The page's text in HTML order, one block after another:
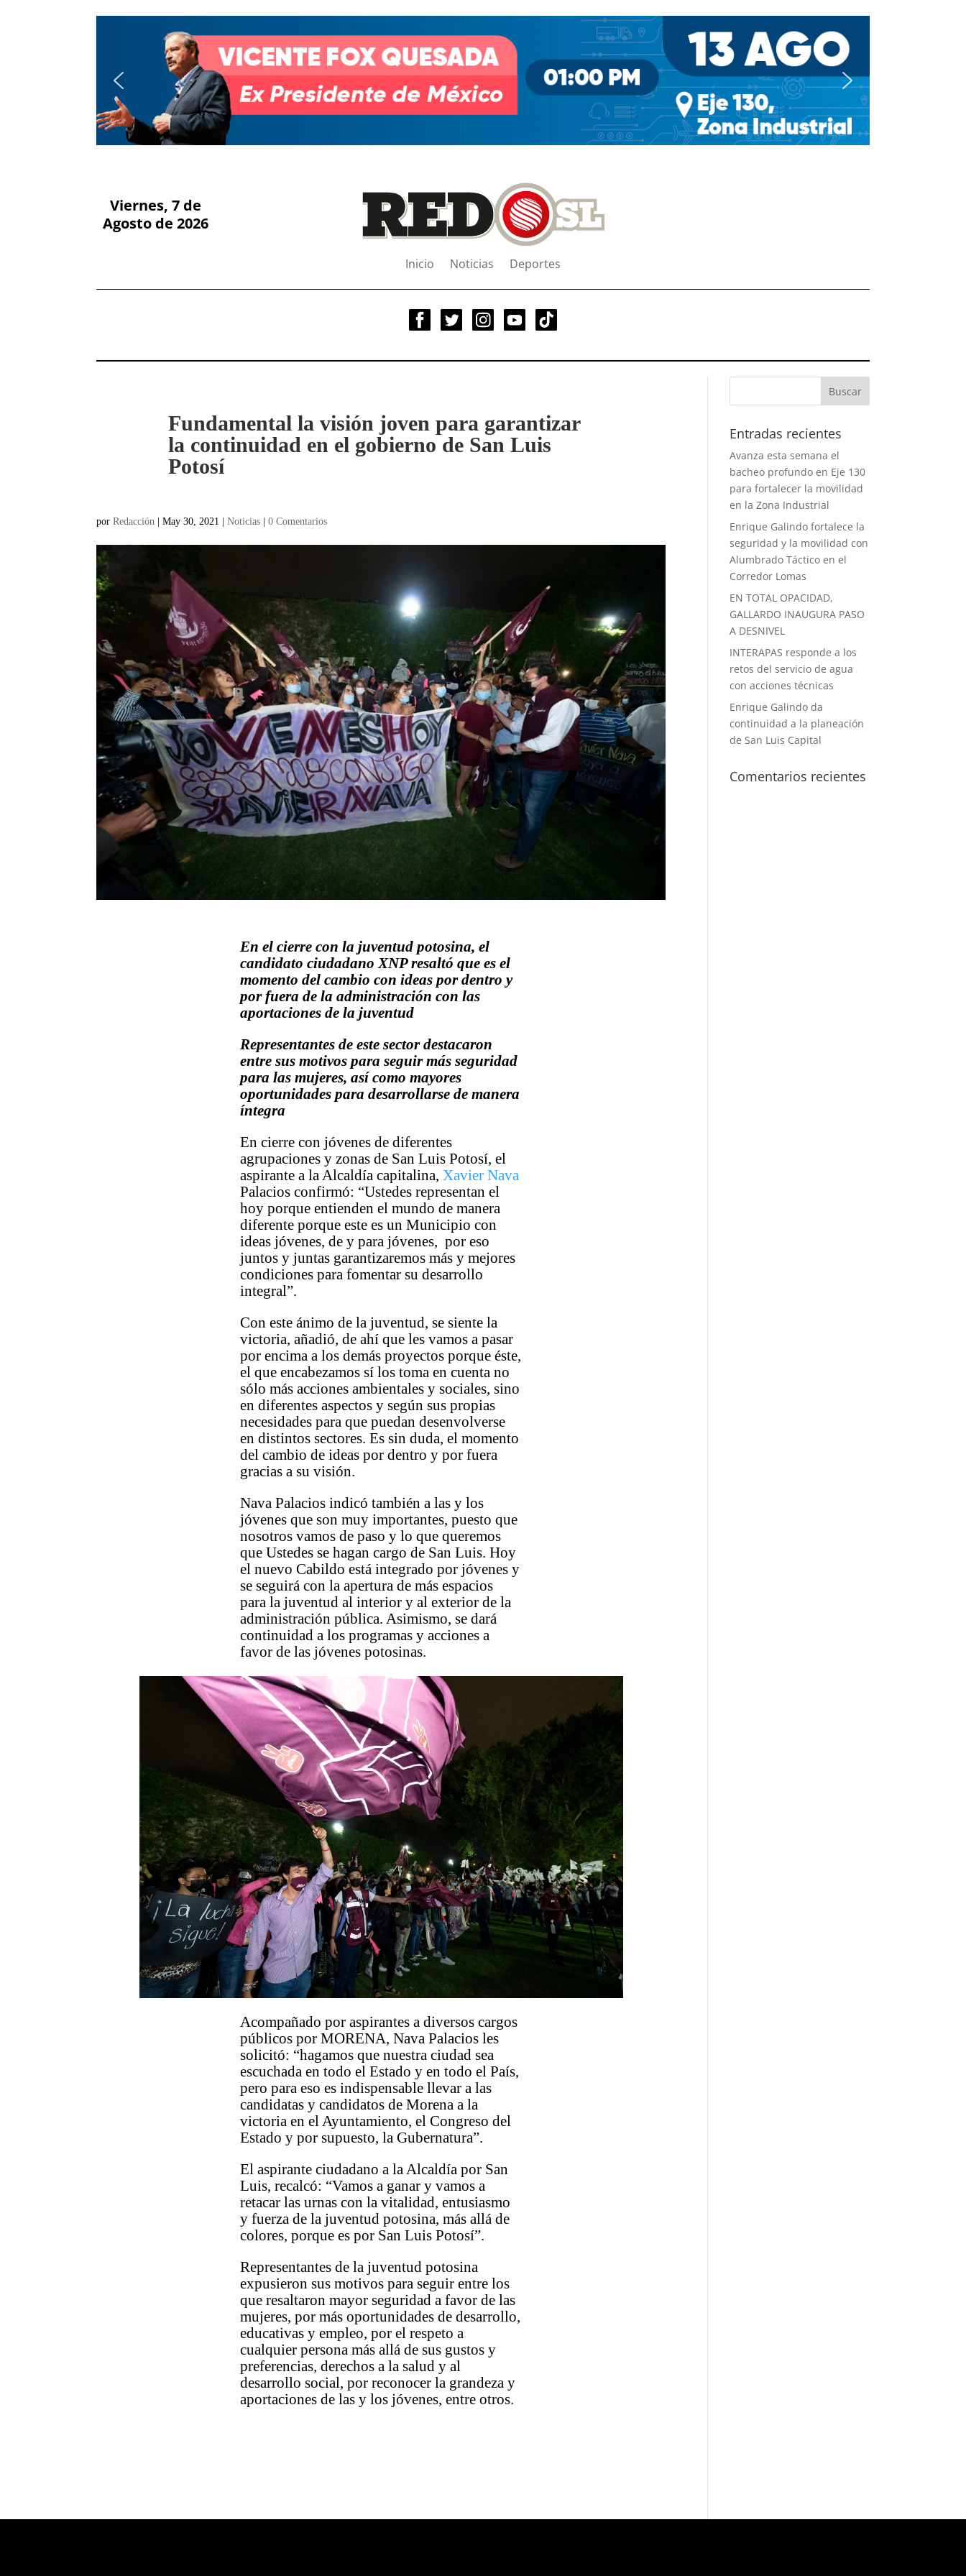
Viernes, 7 de
Agosto de 2026
Inicio Noticias Deportes
Fundamental la visión joven para garantizar
la continuidad en el gobierno de San Luis
Potosí
porRedacción |May 30, 2021 |Noticias |0 Comentarios
En el cierre con la juventud potosina, el
candidato ciudadano XNP resaltó que es el
momento del cambio con ideas por dentro y
por fuera de la administración con las
aportaciones de la juventud
Representantes de este sector destacaron
entre sus motivos para seguir más seguridad
para las mujeres, así como mayores
oportunidades para desarrollarse de manera
íntegra
En cierre con jóvenes de diferentes
agrupaciones y zonas de San Luis Potosí, el
aspirante a la Alcaldía capitalina,Xavier Nava
Palacios confirmó: “Ustedes representan el
hoy porque entienden el mundo de manera
diferente porque este es un Municipio con
ideas jóvenes, de y para jóvenes, por eso
juntos y juntas garantizaremos más y mejores
condiciones para fomentar su desarrollo
integral”.
Con este ánimo de la juventud, se siente la
victoria, añadió, de ahí que les vamos a pasar
por encima a los demás proyectos porque éste,
el que encabezamos sí los toma en cuenta no
sólo más acciones ambientales y sociales, sino
en diferentes aspectos y según sus propias
necesidades para que puedan desenvolverse
en distintos sectores. Es sin duda, el momento
del cambio de ideas por dentro y por fuera
gracias a su visión.
Nava Palacios indicó también a las y los
jóvenes que son muy importantes, puesto que
nosotros vamos de paso y lo que queremos
que Ustedes se hagan cargo de San Luis. Hoy
el nuevo Cabildo está integrado por jóvenes y
se seguirá con la apertura de más espacios
para la juventud al interior y al exterior de la
administración pública. Asimismo, se dará
continuidad a los programas y acciones a
favor de las jóvenes potosinas.
Acompañado por aspirantes a diversos cargos
públicos por MORENA, Nava Palacios les
solicitó: “hagamos que nuestra ciudad sea
escuchada en todo el Estado y en todo el País,
pero para eso es indispensable llevar a las
candidatas y candidatos de Morena a la
victoria en el Ayuntamiento, el Congreso del
Estado y por supuesto, la Gubernatura”.
El aspirante ciudadano a la Alcaldía por San
Luis, recalcó: “Vamos a ganar y vamos a
retacar las urnas con la vitalidad, entusiasmo
y fuerza de la juventud potosina, más allá de
colores, porque es por San Luis Potosí”.
Representantes de la juventud potosina
expusieron sus motivos para seguir entre los
que resaltaron mayor seguridad a favor de las
mujeres, por más oportunidades de desarrollo,
educativas y empleo, por el respeto a
cualquier persona más allá de sus gustos y
preferencias, derechos a la salud y al
desarrollo social, por reconocer la grandeza y
aportaciones de las y los jóvenes, entre otros.
Entradas recientes
Avanza esta semana el
bacheo profundo en Eje 130
para fortalecer la movilidad
en la Zona Industrial
Enrique Galindo fortalece la
seguridad y la movilidad con
Alumbrado Táctico en el
Corredor Lomas
EN TOTAL OPACIDAD,
GALLARDO INAUGURA PASO
A DESNIVEL
INTERAPAS responde a los
retos del servicio de agua
con acciones técnicas
Enrique Galindo da
continuidad a la planeación
de San Luis Capital
Comentarios recientes